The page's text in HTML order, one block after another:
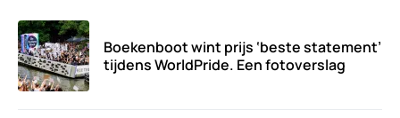
Boekenboot wint prijs ‘beste statement’
tijdens WorldPride. Een fotoverslag